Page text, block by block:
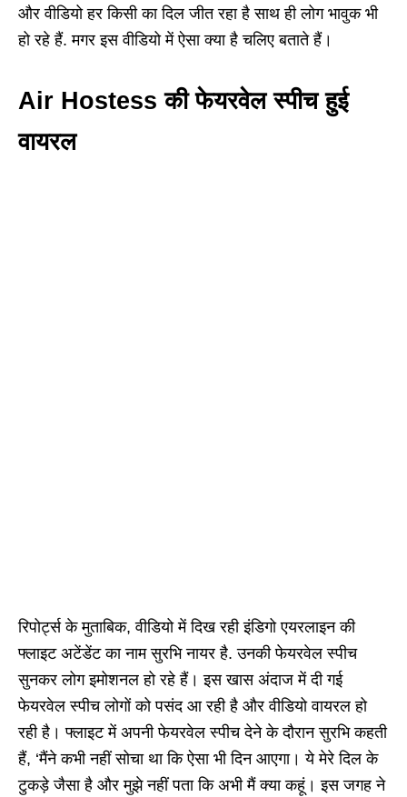
और वीडियो हर किसी का दिल जीत रहा है साथ ही लोग भावुक भी
हो रहे हैं. मगर इस वीडियो में ऐसा क्या है चलिए बताते हैं।
Air Hostess की फेयरवेल स्पीच हुई
वायरल
रिपोर्ट्स के मुताबिक, वीडियो में दिख रही इंडिगो एयरलाइन की
फ्लाइट अटेंडेंट का नाम सुरभि नायर है. उनकी फेयरवेल स्पीच
सुनकर लोग इमोशनल हो रहे हैं। इस खास अंदाज में दी गई
फेयरवेल स्पीच लोगों को पसंद आ रही है और वीडियो वायरल हो
रही है। फ्लाइट में अपनी फेयरवेल स्पीच देने के दौरान सुरभि कहती
हैं, ‘मैंने कभी नहीं सोचा था कि ऐसा भी दिन आएगा। ये मेरे दिल के
टुकड़े जैसा है और मुझे नहीं पता कि अभी मैं क्या कहूं। इस जगह ने